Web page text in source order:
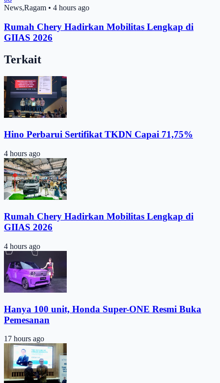
News,Ragam • 4 hours ago
Rumah Chery Hadirkan Mobilitas Lengkap di
GIIAS 2026
Terkait
Hino Perbarui Sertifikat TKDN Capai 71,75%
4 hours ago
Rumah Chery Hadirkan Mobilitas Lengkap di
GIIAS 2026
4 hours ago
Hanya 100 unit, Honda Super-ONE Resmi Buka
Pemesanan
17 hours ago